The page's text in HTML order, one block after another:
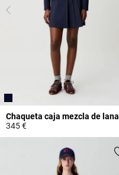
Chaqueta caja mezcla de lana
345 €